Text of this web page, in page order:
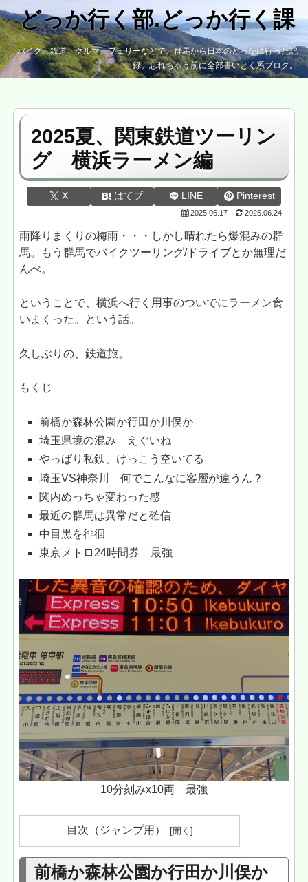
どっか行く部.どっか行く課
バイク、鉄道、クルマ、フェリーなどで、群馬から日本のどっかに行った記
録。忘れちゃう前に全部書いとく系ブログ。
2025夏、関東鉄道ツーリン
グ 横浜ラーメン編
X はてブ LINE Pinterest
2025.06.17 2025.06.24
雨降りまくりの梅雨・・・しかし晴れたら爆混みの群
馬。もう群馬でバイクツーリング/ドライブとか無理だ
んべ。
ということで、横浜へ行く用事のついでにラーメン食
いまくった。という話。
久しぶりの、鉄道旅。
もくじ
前橋か森林公園か行田か川俣か
埼玉県境の混み えぐいね
やっぱり私鉄、けっこう空いてる
埼玉VS神奈川 何でこんなに客層が違うん？
関内めっちゃ変わった感
最近の群馬は異常だと確信
中目黒を徘徊
東京メトロ24時間券 最強
10分刻みx10両 最強
目次（ジャンプ用）
前橋か森林公園か行田か川俣か